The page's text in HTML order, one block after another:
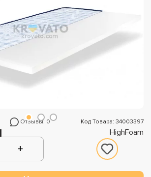
Отзывы: 0 Код Товара: 34003397
HighFoam